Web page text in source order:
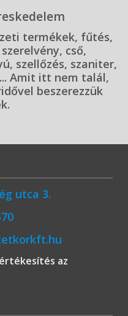
termékek, fűtés,
cső,
szellőzés, szaniter,
Amit itt nem talál,
beszerezzük
utca 3.
az